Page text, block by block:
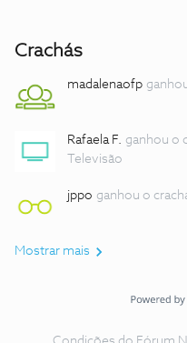
Crachás
madalenaofp
Rafaela F. ganhou o
Televisão
jppo ganhou o
Mostrar mais